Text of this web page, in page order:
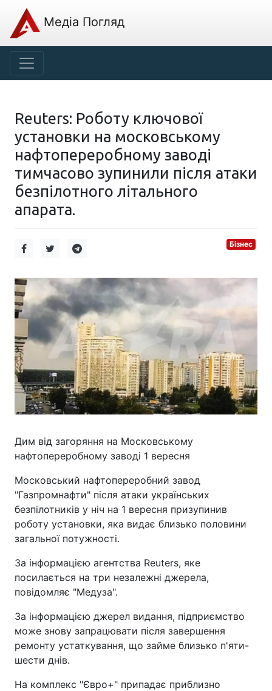
Медіа Погляд
Reuters: Роботу ключової
установки на московському
нафтопереробному заводі
тимчасово зупинили після атаки
безпілотного літального
апарата.
Бізнес
Дим від загоряння на Московському
нафтопереробному заводі 1 вересня
Московський нафтопереробний завод
"Газпромнафти" після атаки українських
безпілотників у ніч на 1 вересня призупинив
роботу установки, яка видає близько половини
загальної потужності.
За інформацією агентства Reuters, яке
посилається на три незалежні джерела,
повідомляє "Медуза".
За інформацією джерел видання, підприємство
може знову запрацювати після завершення
ремонту устаткування, що займе близько п'яти-
шести днів.
На комплекс "Євро+" припадає приблизно